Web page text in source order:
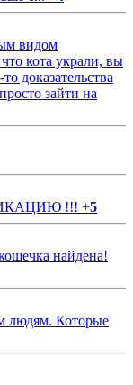
видом
кота украли, вы
доказательства
зайти на
!!! +5
найдена!
людям. Которые